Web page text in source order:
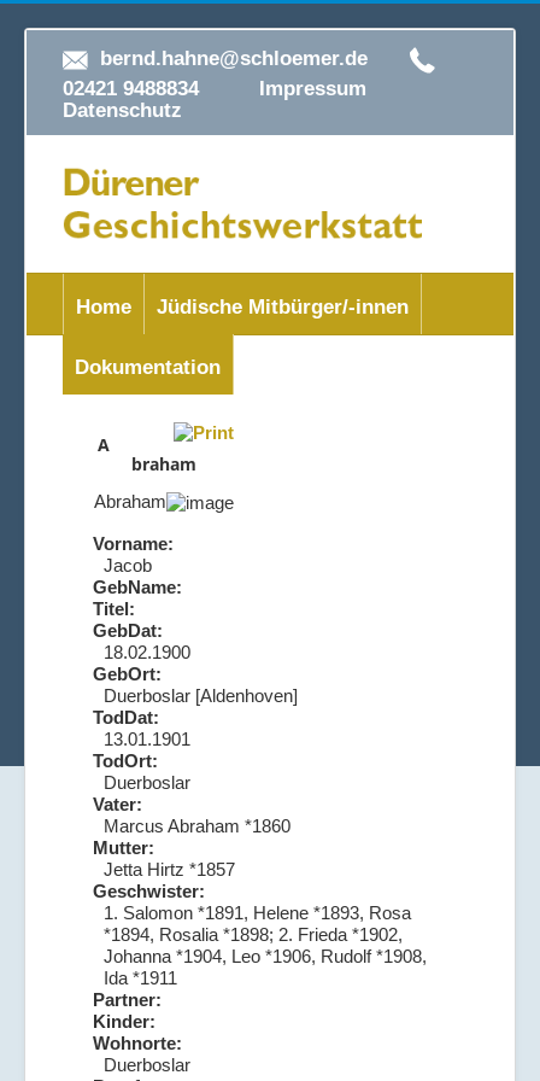
bernd.hahne@schloemer.de
02421 9488834 Impressum
Datenschutz
Home Jüdische Mitbürger/-innen
Dokumentation
A
braham
Abraham
Vorname:
Jacob
GebName:
Titel:
GebDat:
18.02.1900
GebOrt:
Duerboslar [Aldenhoven]
TodDat:
13.01.1901
TodOrt:
Duerboslar
Vater:
Marcus Abraham *1860
Mutter:
Jetta Hirtz *1857
Geschwister:
1. Salomon *1891, Helene *1893, Rosa
*1894, Rosalia *1898; 2. Frieda *1902,
Johanna *1904, Leo *1906, Rudolf *1908,
Ida *1911
Partner:
Kinder:
Wohnorte:
Duerboslar